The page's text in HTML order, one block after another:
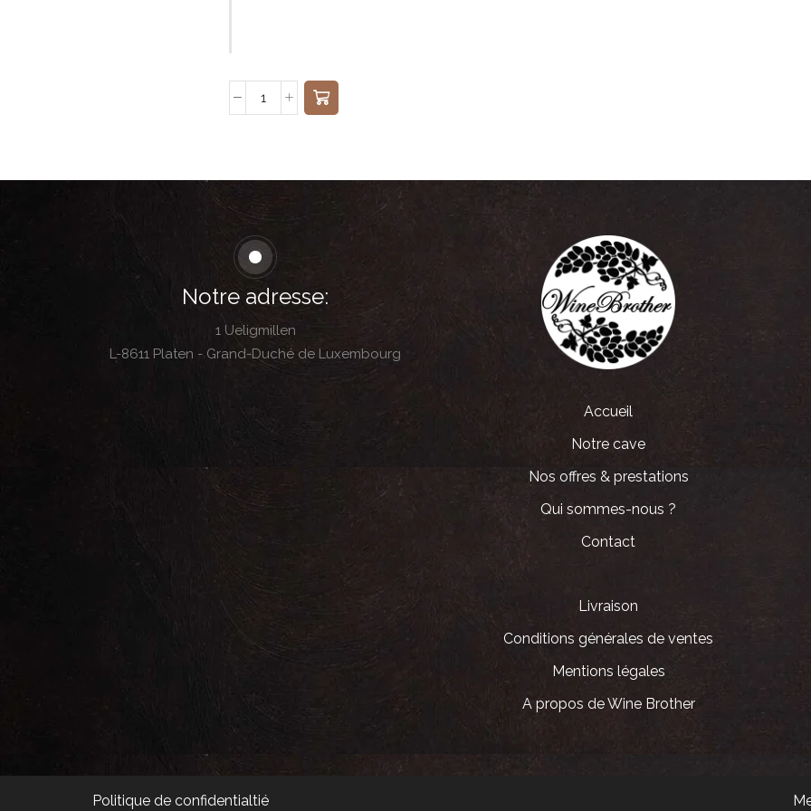
Notre adresse:
1 Ueligmillen
L-8611 Platen - Grand-Duché de Luxembourg
Accueil
Notre cave
Nos offres & prestations
Qui sommes-nous ?
Contact
Livraison
Conditions générales de ventes
Mentions légales
A propos de Wine Brother
Politique de confidentialtié